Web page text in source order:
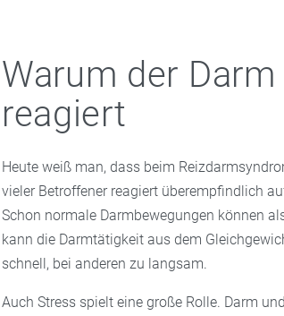
Warum der
reagiert
Heute weiß man, dass beim
vieler Betroffener reagiert überempfindlich
Schon normale Darmbewegungen können
kann die Darmtätigkeit aus dem
schnell, bei anderen zu langsam.
Auch Stress spielt eine große Rolle. Darm